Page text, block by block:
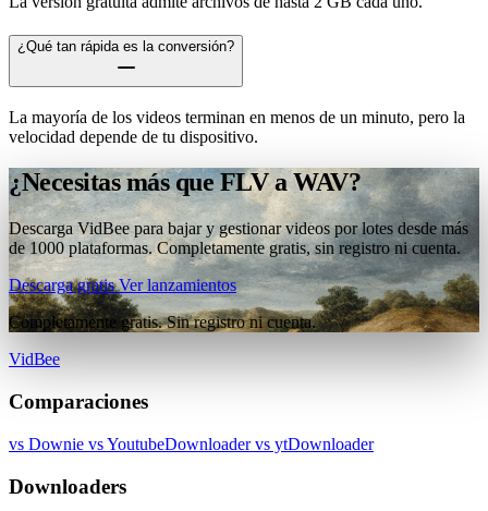
¿Qué tan rápida es la conversión?
La mayoría de los videos terminan en menos de un minuto, pero la
velocidad depende de tu dispositivo.
¿Necesitas más que FLV a WAV?
Descarga VidBee para bajar y gestionar videos por lotes desde más
de 1000 plataformas. Completamente gratis, sin registro ni cuenta.
Descarga gratisVer lanzamientos
Completamente gratis. Sin registro ni cuenta.
VidBee
Comparaciones
vs Downie vs YoutubeDownloadervs ytDownloader
Downloaders